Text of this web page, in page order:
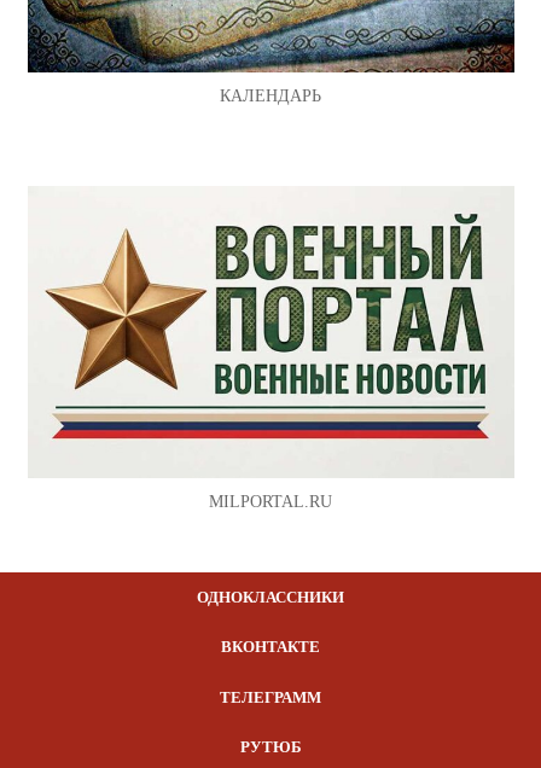
КАЛЕНДАРЬ
MILPORTAL.RU
ОДНОКЛАССНИКИ
ВКОНТАКТЕ
ТЕЛЕГРАММ
РУТЮБ